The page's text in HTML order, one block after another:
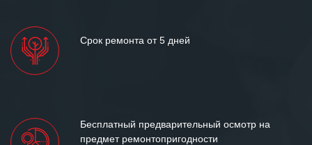
Срок ремонта от 5 дней
Бесплатный предварительный осмотр на
предмет ремонтопригодности